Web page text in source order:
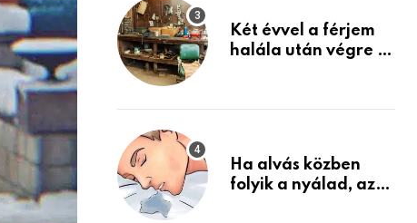
Két évvel a férjem
halála után végre át
holmiját – amit
életemet
Ha alvás közben
folyik a nyálad, az